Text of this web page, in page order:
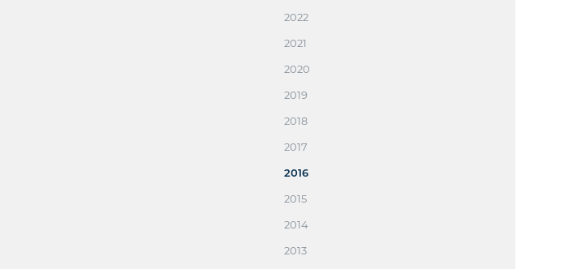
2022
2021
2020
2019
2018
2017
2016
2015
2014
2013